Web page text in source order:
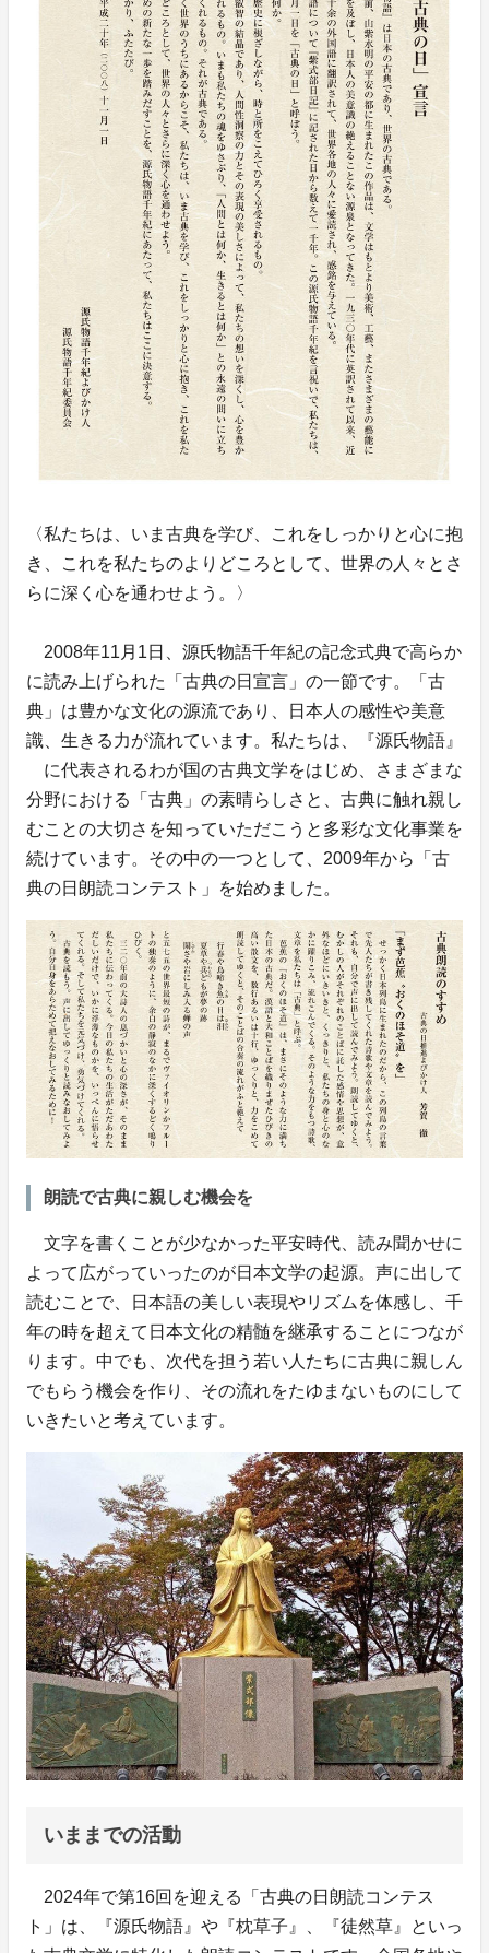
〈私たちは、いま古典を学び、これをしっかりと心に抱
き、これを私たちのよりどころとして、世界の人々とさ
らに深く心を通わせよう。〉
2008年11月1日、源氏物語千年紀の記念式典で高らか
に読み上げられた「古典の日宣言」の一節です。「古
典」は豊かな文化の源流であり、日本人の感性や美意
識、生きる力が流れています。私たちは、『源氏物語』
に代表されるわが国の古典文学をはじめ、さまざまな
分野における「古典」の素晴らしさと、古典に触れ親し
むことの大切さを知っていただこうと多彩な文化事業を
続けています。その中の一つとして、2009年から「古
典の日朗読コンテスト」を始めました。
朗読で古典に親しむ機会を
文字を書くことが少なかった平安時代、読み聞かせに
よって広がっていったのが日本文学の起源。声に出して
読むことで、日本語の美しい表現やリズムを体感し、千
年の時を超えて日本文化の精髄を継承することにつなが
ります。中でも、次代を担う若い人たちに古典に親しん
でもらう機会を作り、その流れをたゆまないものにして
いきたいと考えています。
いままでの活動
2024年で第16回を迎える「古典の日朗読コンテス
ト」は、『源氏物語』や『枕草子』、『徒然草』といっ